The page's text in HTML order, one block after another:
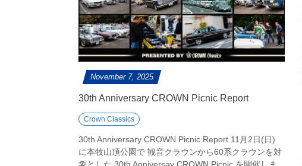
November 7,2025
30th Anniversary CROWN Picnic Report
Crown Classics
30th Anniversary CROWN Picnic Report 11月2日(日)
に本牧山頂公園で 観音クラウンから60系クラウンを対